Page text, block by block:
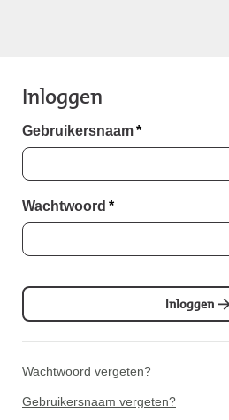
Inloggen
Gebruikersnaam*
Wachtwoord *
Inloggen
Wachtwoord vergeten?
Gebruikersnaam vergeten?